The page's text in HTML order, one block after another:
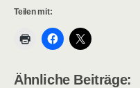
Teilen mit:
Ähnliche Beiträge: